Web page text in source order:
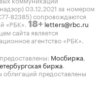
03.12.2021 за номером
82385) сопровождаются
«РБК». 18+ letters@rbc.ru
сайта является
агентство «РБК».
Мосбиржа,
биржа.
облигаций предоставлены